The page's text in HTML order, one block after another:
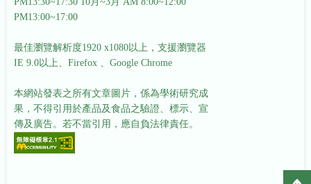
PM13:00~17:00
最佳瀏覽解析度1920 x1080以上，支援瀏覽器
IE 9.0以上、Firefox 、Google Chrome
本網站發表之所有文章圖片，係為學術研究成
果，不得引用於產品及食品之驗證、標示、宣
傳及廣告。若不當引用，應自負法律責任。